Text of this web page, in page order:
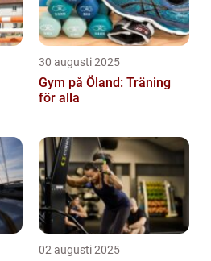
30 augusti 2025
Gym på Öland: Träning
för alla
02 augusti 2025